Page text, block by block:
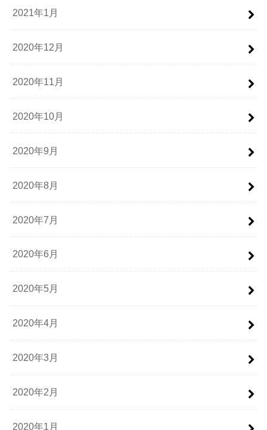
2021年1月
2020年12月
2020年11月
2020年10月
2020年9月
2020年8月
2020年7月
2020年6月
2020年5月
2020年4月
2020年3月
2020年2月
2020年1月